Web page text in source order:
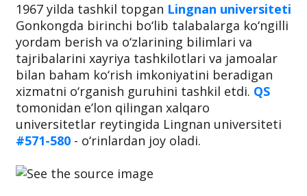
1967 yilda tashkil topgan Lingnan universiteti
Gonkongda birinchi bo‘lib talabalarga ko‘ngilli
yordam berish va o‘zlarining bilimlari va
tajribalarini xayriya tashkilotlari va jamoalar
bilan baham ko‘rish imkoniyatini beradigan
xizmatni o‘rganish guruhini tashkil etdi. QS
tomonidan e’lon qilingan xalqaro
universitetlar reytingida Lingnan universiteti
#571-580 - o‘rinlardan joy oladi.